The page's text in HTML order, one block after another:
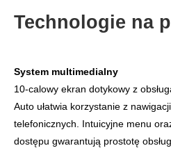
Technologie na
System multimedialny
10‑calowy ekran dotykowy z
Auto ułatwia korzystanie z
telefonicznych. Intuicyjne menu
dostępu gwarantują prostotę